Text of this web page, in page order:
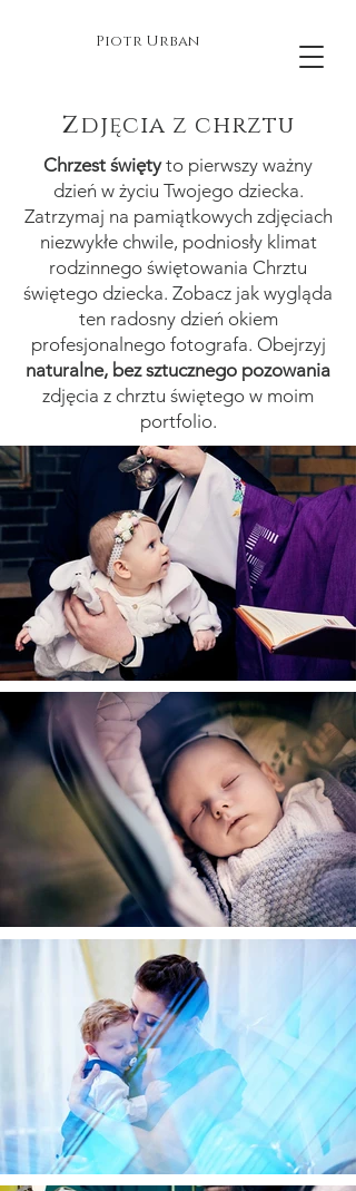
Piotr Urban
Zdjęcia z chrztu
Chrzest świętyto pierwszy ważny
dzień w życiu Twojego dziecka.
Zatrzymaj na pamiątkowych zdjęciach
niezwykłe chwile, podniosły klimat
rodzinnego świętowania Chrztu
świętego dziecka. Zobacz jak wygląda
ten radosny dzień okiem
profesjonalnego fotografa. Obejrzyj
naturalne, bez sztucznego pozowania
zdjęcia z chrztu świętego w moim
portfolio.